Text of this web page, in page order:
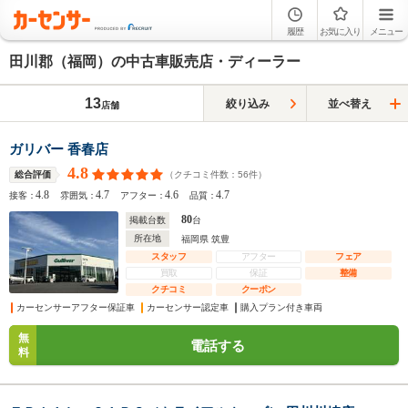
履歴 お気に入り メニュー
田川郡（福岡）の中古車販売店・ディーラー
13店舗 絞り込み 並べ替え
ガリバー 香春店
総合評価 4.8 （クチコミ件数： 56件）
接客：4.8 雰囲気：4.7 アフター：4.6 品質：4.7
掲載台数 80台
所在地
福岡県 筑豊
スタッフ
アフター
フェア
買取
保証
整備
クチコミ
クーポン
カーセンサーアフター保証車
カーセンサー認定車 購入プラン付き車両
無
料
電話する